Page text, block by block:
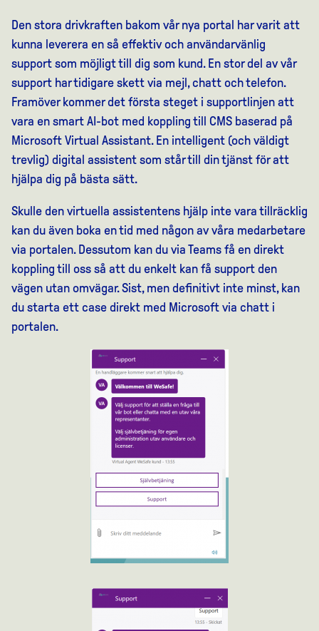
Den stora drivkraften bakom vår nya portal har varit att
kunna leverera en så effektiv och användarvänlig
support som möjligt till dig som kund. En stor del av vår
support har tidigare skett via mejl, chatt och telefon.
Framöver kommer det första steget i supportlinjen att
vara en smart AI-bot med koppling till CMS baserad på
Microsoft Virtual Assistant. En intelligent (och väldigt
trevlig) digital assistent som står till din tjänst för att
hjälpa dig på bästa sätt.
Skulle den virtuella assistentens hjälp inte vara tillräcklig
kan du även boka en tid med någon av våra medarbetare
via portalen. Dessutom kan du via Teams få en direkt
koppling till oss så att du enkelt kan få support den
vägen utan omvägar. Sist, men definitivt inte minst, kan
du starta ett case direkt med Microsoft via chatt i
portalen.